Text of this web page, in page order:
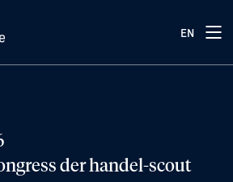
EN
der handel-scout